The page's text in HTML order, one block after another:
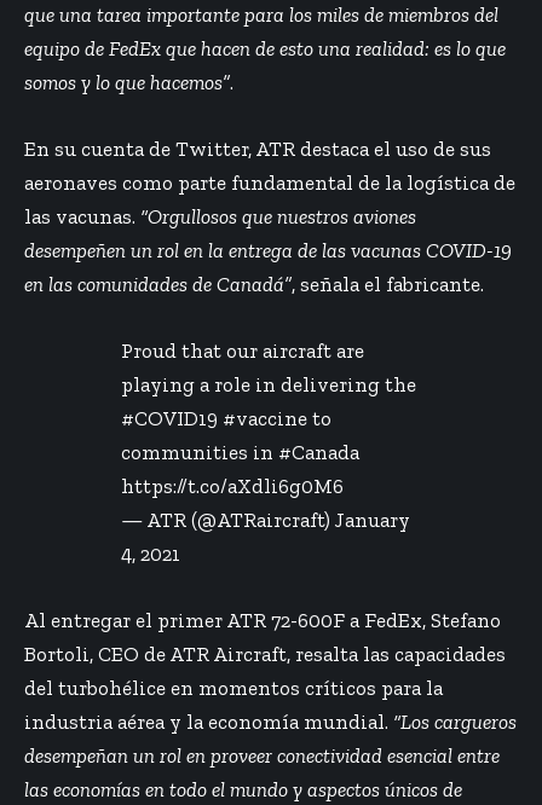
que una tarea importante para los miles de miembros del
equipo de FedEx que hacen de esto una realidad: es lo que
somos y lo que hacemos”.
En su cuenta de Twitter, ATR destaca el uso de sus
aeronaves como parte fundamental de la logística de
las vacunas. “Orgullosos que nuestros aviones
desempeñen un rol en la entrega de las vacunas COVID-19
en las comunidades de Canadá”, señala el fabricante.
Proud that our aircraft are
playing a role in delivering the
#COVID19 #vaccine to
communities in #Canada
https://t.co/aXdli6g0M6
— ATR (@ATRaircraft) January
4, 2021
Al entregar el primer ATR 72-600F a FedEx, Stefano
Bortoli, CEO de ATR Aircraft, resalta las capacidades
del turbohélice en momentos críticos para la
industria aérea y la economía mundial. “Los cargueros
desempeñan un rol en proveer conectividad esencial entre
las economías en todo el mundo y aspectos únicos de